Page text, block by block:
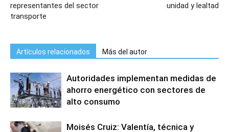
representantes del sector
transporte
unidad y lealtad
Artículos relacionados Más del autor
Autoridades implementan medidas de
ahorro energético con sectores de
alto consumo
Moisés Cruiz: Valentía, técnica y